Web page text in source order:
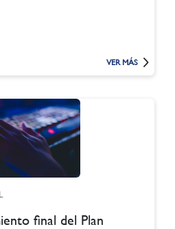
VER MÁS
final del Plan